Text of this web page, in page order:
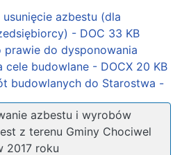
azbestu (dla
- DOC 33 KB
prawie do dysponowania
cele budowlane - DOCX 20 KB
budowlanych do Starostwa -
azbestu i wyrobów
z terenu Gminy Chociwel
2017 roku